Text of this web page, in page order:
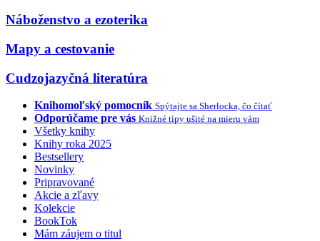
Náboženstvo a ezoterika
Mapy a cestovanie
Cudzojazyčná literatúra
Knihomoľský pomocník Spýtajte sa Sherlocka, čo čítať
Odporúčame pre vás Knižné tipy ušité na mieru vám
Všetky knihy
Knihy roka 2025
Bestsellery
Novinky
Pripravované
Akcie a zľavy
Kolekcie
BookTok
Mám záujem o titul